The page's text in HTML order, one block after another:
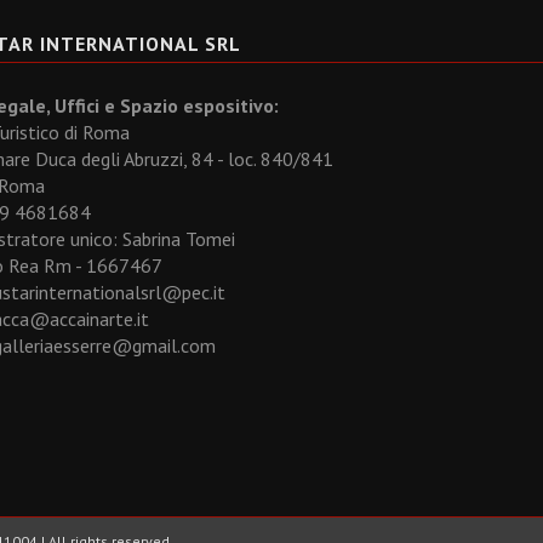
INTERNATIONAL SRL
Uffici e Spazio espositivo:
di Roma
Duca degli Abruzzi, 84 - loc. 840/841
4681684
unico: Sabrina Tomei
Rea Rm - 1667467